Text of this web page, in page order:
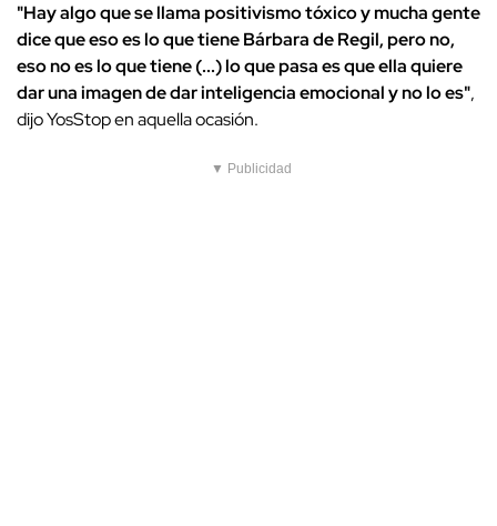
"Hay algo que se llama positivismo tóxico y mucha gente
dice que eso es lo que tiene Bárbara de Regil, pero no,
eso no es lo que tiene (...) lo que pasa es que ella quiere
dar una imagen de dar inteligencia emocional y no lo es",
dijo YosStop en aquella ocasión.
▼ Publicidad